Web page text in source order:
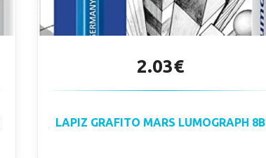
2.03€
LAPIZ GRAFITO MARS LUMOGRAPH 8B